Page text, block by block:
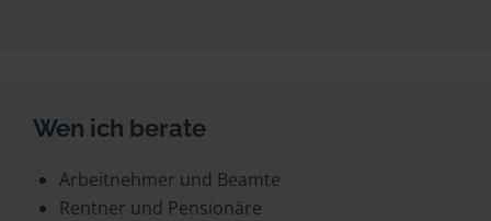
Wen ich berate
Arbeitnehmer und Beamte
Rentner und Pensionäre